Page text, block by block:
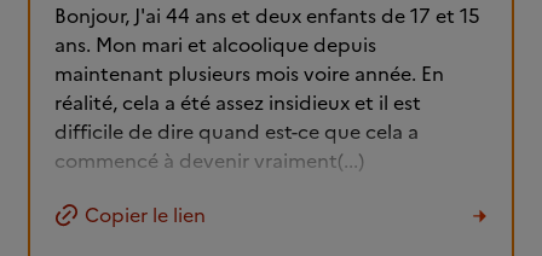
Bonjour, J'ai 44 ans et deux enfants de 17 et 15
ans. Mon mari et alcoolique depuis
maintenant plusieurs mois voire année. En
réalité, cela a été assez insidieux et il est
difficile de dire quand est-ce que cela a
commencé à devenir vraiment(...)
Copier le lien